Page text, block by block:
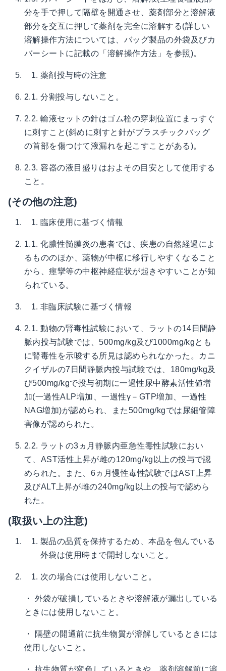
分を手で押して隔壁を開通させ、薬剤部分と溶解液
部分を交互に押して薬剤を完全に溶解する(詳しい
溶解操作方法については、バッグ製品の外袋及びカ
バーシートに記載の「溶解操作方法」を参照)。
薬剤投与時の注意
2.1. 分割投与しないこと。
2.2. 輸液セットの針はゴム栓の穿刺位置にまっすぐ
に刺すこと(斜めに刺すと針がプラスチックバッグ
の首部を傷つけて液漏れを起こすことがある)。
2.3. 容器の液目盛りはおよその目安として使用する
こと。
(その他の注意)
臨床使用に基づく情報
1.1. 化膿性髄膜炎の患者では、疾患の自然経過によ
るもののほか、薬物が中枢に移行しやすくなること
から、痙攣等の中枢神経症状が起きやすいことが知
られている。
非臨床試験に基づく情報
2.1. 動物の腎毒性試験において、ラットの14日間静
脈内投与試験では、500mg/kg及び1000mg/kgとも
に腎毒性を示唆する所見は認められなかった。カニ
クイザルの7日間静脈内投与試験では、180mg/kg及
び500mg/kgで投与初期に一過性尿中酵素活性値増
加(一過性ALP増加、一過性γ－GTP増加、一過性
NAG増加)が認められ、また500mg/kgでは尿細管障
害像が認められた。
2.2. ラットの3ヵ月静脈内亜急性毒性試験におい
て、AST活性上昇が雌の120mg/kg以上の投与で認
められた。また、6ヵ月慢性毒性試験ではAST上昇
及びALT上昇が雌の240mg/kg以上の投与で認めら
れた。
(取扱い上の注意)
製品の品質を保持するため、本品を包んでいる
外袋は使用時まで開封しないこと。
次の場合には使用しないこと。
・ 外袋が破損しているときや溶解液が漏出している
ときには使用しないこと。
・ 隔壁の開通前に抗生物質が溶解しているときには
使用しないこと。